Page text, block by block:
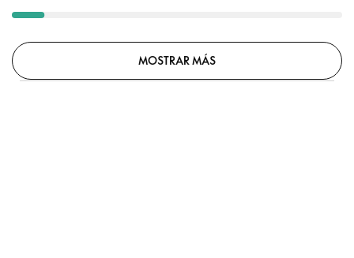
MOSTRAR MÁS